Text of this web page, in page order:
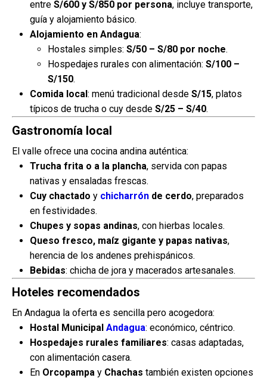
entre S/600 y S/850 por persona, incluye transporte,
guía y alojamiento básico.
Alojamiento en Andagua:
Hostales simples: S/50 – S/80 por noche.
Hospedajes rurales con alimentación: S/100 –
S/150.
Comida local: menú tradicional desde S/15, platos
típicos de trucha o cuy desde S/25 – S/40.
Gastronomía local
El valle ofrece una cocina andina auténtica:
Trucha frita o a la plancha, servida con papas
nativas y ensaladas frescas.
Cuy chactado y chicharrón de cerdo, preparados
en festividades.
Chupes y sopas andinas, con hierbas locales.
Queso fresco, maíz gigante y papas nativas,
herencia de los andenes prehispánicos.
Bebidas: chicha de jora y macerados artesanales.
Hoteles recomendados
En Andagua la oferta es sencilla pero acogedora:
Hostal Municipal Andagua: económico, céntrico.
Hospedajes rurales familiares: casas adaptadas,
con alimentación casera.
En Orcopampa y Chachas también existen opciones